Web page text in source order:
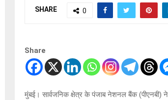
SHARE 0
Share
मुंबई। सार्वजनिक क्षेत्र के पंजाब नेशनल बैंक (पीएनबी) ने